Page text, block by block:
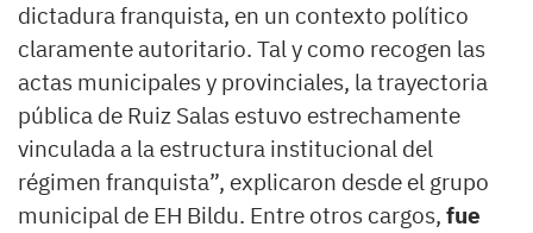
dictadura franquista, en un contexto político
claramente autoritario. Tal y como recogen las
actas municipales y provinciales, la trayectoria
pública de Ruiz Salas estuvo estrechamente
vinculada a la estructura institucional del
régimen franquista”, explicaron desde el grupo
municipal de EH Bildu. Entre otros cargos, fue